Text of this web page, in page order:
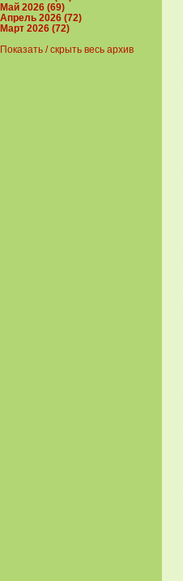
Май 2026 (69)
Апрель 2026 (72)
Март 2026 (72)
Показать / скрыть весь архив